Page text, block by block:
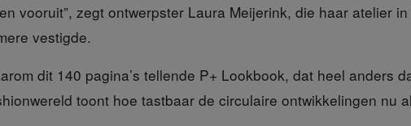
vooruit”, zegt ontwerpster Laura Meijerink, die haar atelier
vestigde.
dit 140 pagina’s tellende P+ Lookbook, dat heel anders
toont hoe tastbaar de circulaire ontwikkelingen nu